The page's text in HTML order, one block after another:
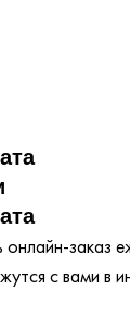
заказ
с вами в